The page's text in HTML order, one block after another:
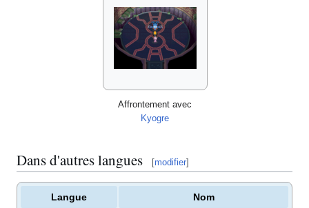
Affrontement avec
Kyogre
Dans d'autres langues [modifier]
Langue Nom